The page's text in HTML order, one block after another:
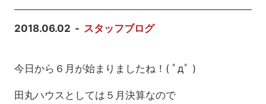
2018.06.02 スタッフブログ
今日から６月が始まりましたね！( ﾟдﾟ )
田丸ハウスとしては５月決算なので